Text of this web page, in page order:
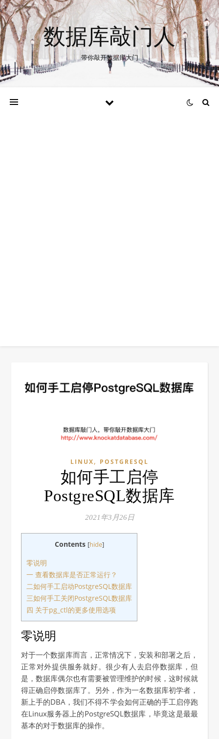
数据库敲门人
带你敲开数据库大门
LINUX, POSTGRESQL
如何手工启停
PostgreSQL数据库
2021年3月26日
Contents [hide]
零说明
一 查看数据库是否正常运行？
二如何手工启动PostgreSQL数据库
三如何手工关闭PostgreSQL数据库
四 关于pg_ctl的更多使用选项
零说明
对于一个数据库而言，正常情况下，安装和部署之后，
正常对外提供服务就好。很少有人去启停数据库，但
是，数据库偶尔也有需要被管理维护的时候，这时候就
得正确启停数据库了。另外，作为一名数据库初学者，
新上手的DBA，我们不得不学会如何正确的手工启停跑
在Linux服务器上的PostgreSQL数据库，毕竟这是最最
基本的对于数据库的操作。